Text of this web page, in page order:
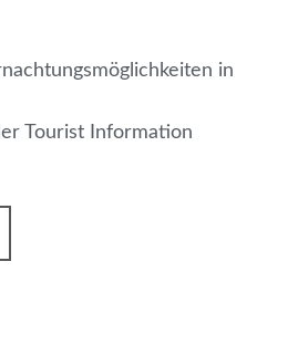
in
Tourist Information